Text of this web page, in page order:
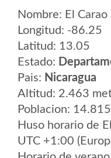
Nombre: El Carao
Longitud: -86.25
Latitud: 13.05
Estado:
Pais: Nicaragua
Altitud: 2.463
Poblacion: 14.815
Huso horario de
UTC +1:00